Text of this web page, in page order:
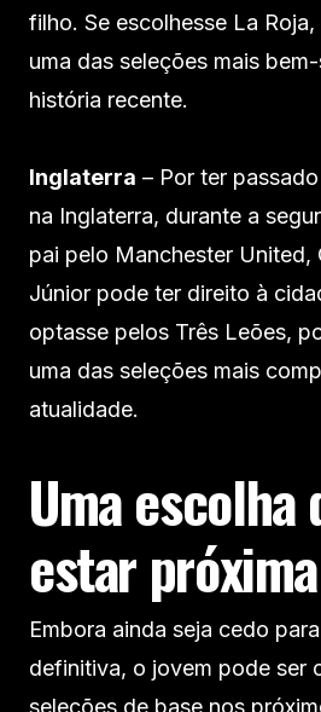
filho. Se escolhesse La
uma das seleções mais
história recente.
Inglaterra – Por ter
na Inglaterra, durante a
pai pelo Manchester United,
Júnior pode ter direito à
optasse pelos Três Leões,
uma das seleções mais
atualidade.
Uma escolha
estar próxima
Embora ainda seja cedo
definitiva, o jovem pode ser
seleções de base nos